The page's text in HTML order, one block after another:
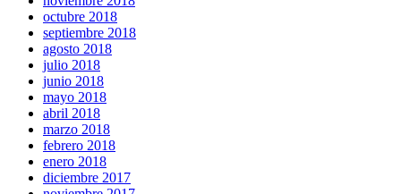
octubre 2018
septiembre 2018
agosto 2018
julio 2018
junio 2018
mayo 2018
abril 2018
marzo 2018
febrero 2018
enero 2018
diciembre 2017